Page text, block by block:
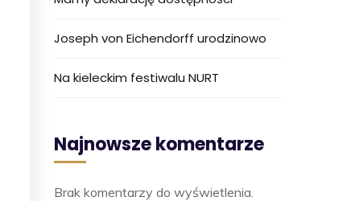
Joseph von Eichendorff urodzinowo
Na kieleckim festiwalu NURT
Najnowsze komentarze
Brak komentarzy do wyświetlenia.